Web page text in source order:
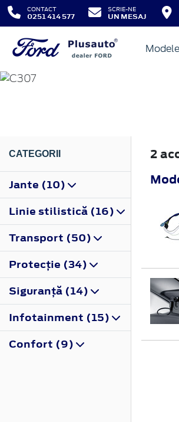
CONTACT
0251 414 577
SCRIE-NE
UN MESAJ
Modele
FOCUS
CATEGORII
Jante (10)
Linie stilistică (16)
Transport (50)
Protecţie (34)
Siguranţă (14)
Infotainment (15)
Confort (9)
2